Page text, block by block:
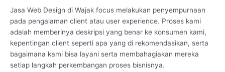
Jasa Web Design di Wajak focus melakukan penyempurnaan
pada pengalaman client atau user experience. Proses kami
adalah memberinya deskripsi yang benar ke konsumen kami,
kepentingan client seperti apa yang di rekomendasikan, serta
bagaimana kami bisa layani serta membahagiakan mereka
setiap langkah perkembangan proses bisnisnya.